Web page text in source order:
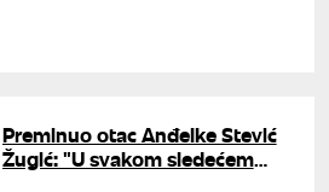
Preminuo otac Anđelke Stević
Žugić: "U svakom sledećem